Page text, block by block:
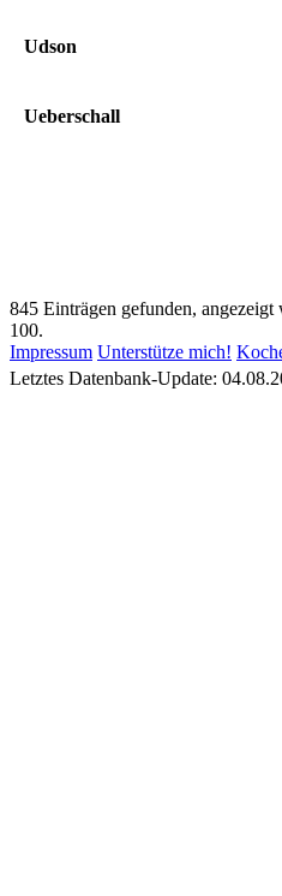
Udson
Ueberschall
845 Einträgen gefunden,
100.
Impressum Unterstütze mich!
Letztes Datenbank-Update: